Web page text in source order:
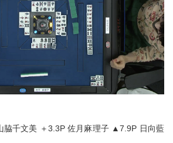
脇千文美 ＋3.3P 佐月麻理子 ▲7.9P 日向藍